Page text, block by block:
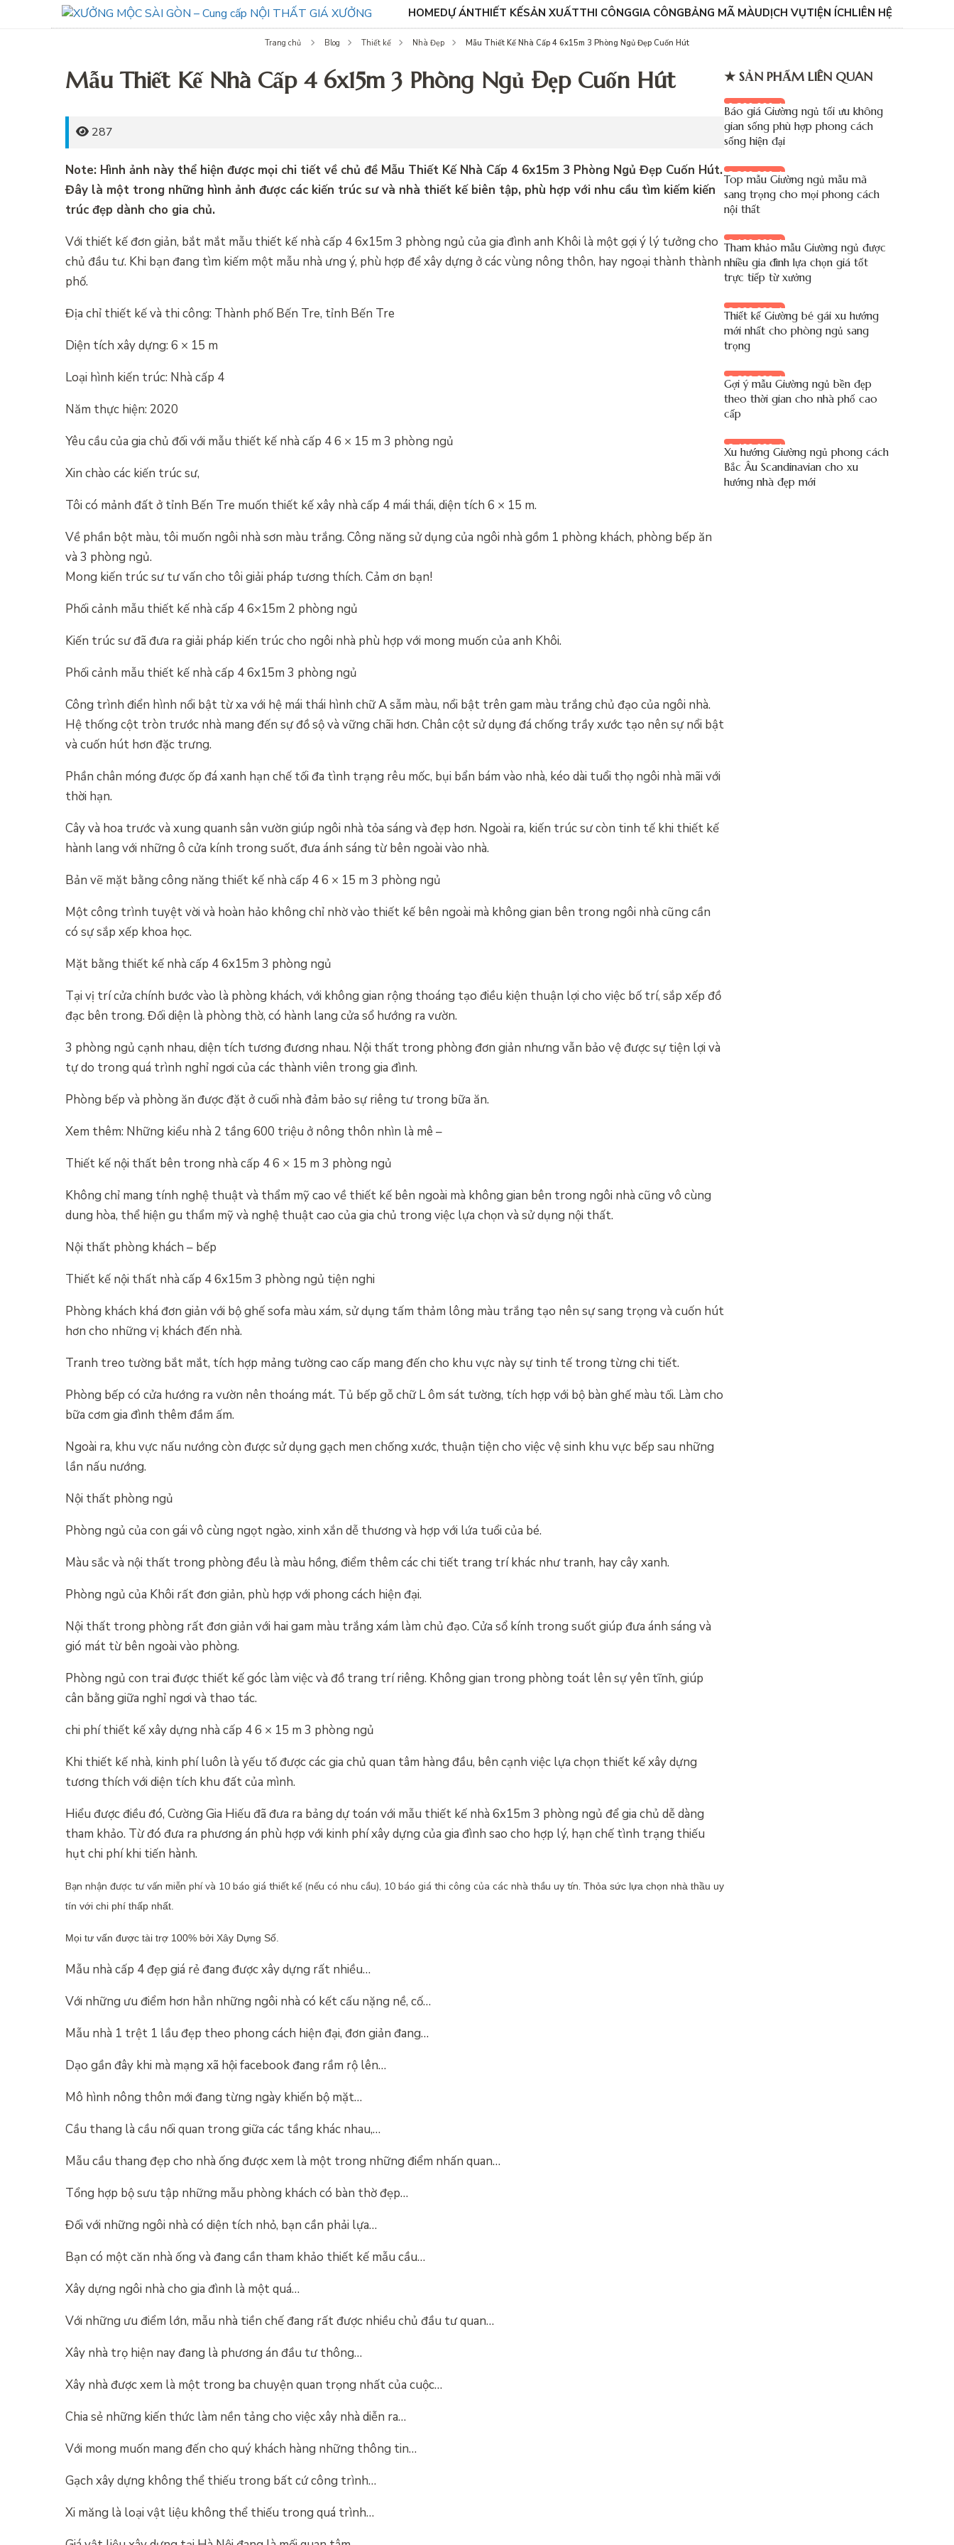
HOMEDỰ ÁNTHIẾT KẾSẢN XUẤTTHI CÔNGGIA CÔNGBẢNG MÃ MÀUDỊCH VỤTIỆN ÍCHLIÊN HỆ
Trang chủ Blog Thiết kế Nhà Đẹp Mẫu Thiết Kế Nhà Cấp 4 6x15m 3 Phòng Ngủ Đẹp Cuốn Hút
Mẫu Thiết Kế Nhà Cấp 4 6x15m 3 Phòng Ngủ Đẹp Cuốn Hút
287
Note: Hình ảnh này thể hiện được mọi chi tiết về chủ đề Mẫu Thiết Kế Nhà Cấp 4 6x15m 3 Phòng Ngủ Đẹp Cuốn Hút.
Đây là một trong những hình ảnh được các kiến trúc sư và nhà thiết kế biên tập, phù hợp với nhu cầu tìm kiếm kiến
trúc đẹp dành cho gia chủ.
Với thiết kế đơn giản, bắt mắt mẫu thiết kế nhà cấp 4 6x15m 3 phòng ngủ của gia đình anh Khôi là một gợi ý lý tưởng cho
chủ đầu tư. Khi bạn đang tìm kiếm một mẫu nhà ưng ý, phù hợp để xây dựng ở các vùng nông thôn, hay ngoại thành thành
phố.
Địa chỉ thiết kế và thi công: Thành phố Bến Tre, tỉnh Bến Tre
Diện tích xây dựng: 6 × 15 m
Loại hình kiến ​​trúc: Nhà cấp 4
Năm thực hiện: 2020
Yêu cầu của gia chủ đối với mẫu thiết kế nhà cấp 4 6 × 15 m 3 phòng ngủ
Xin chào các kiến ​​trúc sư,
Tôi có mảnh đất ở tỉnh Bến Tre muốn thiết kế xây nhà cấp 4 mái thái, diện tích 6 × 15 m.
Về phần bột màu, tôi muốn ngôi nhà sơn màu trắng. Công năng sử dụng của ngôi nhà gồm 1 phòng khách, phòng bếp ăn
và 3 phòng ngủ.
Mong kiến ​​trúc sư tư vấn cho tôi giải pháp tương thích. Cảm ơn bạn!
Phối cảnh mẫu thiết kế nhà cấp 4 6×15m 2 phòng ngủ
Kiến trúc sư đã đưa ra giải pháp kiến ​​trúc cho ngôi nhà phù hợp với mong muốn của anh Khôi.
Phối cảnh mẫu thiết kế nhà cấp 4 6x15m 3 phòng ngủ
Công trình điển hình nổi bật từ xa với hệ mái thái hình chữ A sẫm màu, nổi bật trên gam màu trắng chủ đạo của ngôi nhà.
Hệ thống cột tròn trước nhà mang đến sự đồ sộ và vững chãi hơn. Chân cột sử dụng đá chống trầy xước tạo nên sự nổi bật
và cuốn hút hơn đặc trưng.
Phần chân móng được ốp đá xanh hạn chế tối đa tình trạng rêu mốc, bụi bẩn bám vào nhà, kéo dài tuổi thọ ngôi nhà mãi với
thời hạn.
Cây và hoa trước và xung quanh sân vườn giúp ngôi nhà tỏa sáng và đẹp hơn. Ngoài ra, kiến ​​trúc sư còn tinh tế khi thiết kế
hành lang với những ô cửa kính trong suốt, đưa ánh sáng từ bên ngoài vào nhà.
Bản vẽ mặt bằng công năng thiết kế nhà cấp 4 6 × 15 m 3 phòng ngủ
Một công trình tuyệt vời và hoàn hảo không chỉ nhờ vào thiết kế bên ngoài mà không gian bên trong ngôi nhà cũng cần
có sự sắp xếp khoa học.
Mặt bằng thiết kế nhà cấp 4 6x15m 3 phòng ngủ
Tại vị trí cửa chính bước vào là phòng khách, với không gian rộng thoáng tạo điều kiện thuận lợi cho việc bố trí, sắp xếp đồ
đạc bên trong. Đối diện là phòng thờ, có hành lang cửa sổ hướng ra vườn.
3 phòng ngủ cạnh nhau, diện tích tương đương nhau. Nội thất trong phòng đơn giản nhưng vẫn bảo vệ được sự tiện lợi và
tự do trong quá trình nghỉ ngơi của các thành viên trong gia đình.
Phòng bếp và phòng ăn được đặt ở cuối nhà đảm bảo sự riêng tư trong bữa ăn.
Xem thêm: Những kiểu nhà 2 tầng 600 triệu ở nông thôn nhìn là mê –
Thiết kế nội thất bên trong nhà cấp 4 6 × 15 m 3 phòng ngủ
Không chỉ mang tính nghệ thuật và thẩm mỹ cao về thiết kế bên ngoài mà không gian bên trong ngôi nhà cũng vô cùng
dung hòa, thể hiện gu thẩm mỹ và nghệ thuật cao của gia chủ trong việc lựa chọn và sử dụng nội thất.
Nội thất phòng khách – bếp
Thiết kế nội thất nhà cấp 4 6x15m 3 phòng ngủ tiện nghi
Phòng khách khá đơn giản với bộ ghế sofa màu xám, sử dụng tấm thảm lông màu trắng tạo nên sự sang trọng và cuốn hút
hơn cho những vị khách đến nhà.
Tranh treo tường bắt mắt, tích hợp mảng tường cao cấp mang đến cho khu vực này sự tinh tế trong từng chi tiết.
Phòng bếp có cửa hướng ra vườn nên thoáng mát. Tủ bếp gỗ chữ L ôm sát tường, tích hợp với bộ bàn ghế màu tối. Làm cho
bữa cơm gia đình thêm đầm ấm.
Ngoài ra, khu vực nấu nướng còn được sử dụng gạch men chống xước, thuận tiện cho việc vệ sinh khu vực bếp sau những
lần nấu nướng.
Nội thất phòng ngủ
Phòng ngủ của con gái vô cùng ngọt ngào, xinh xắn dễ thương và hợp với lứa tuổi của bé.
Màu sắc và nội thất trong phòng đều là màu hồng, điểm thêm các chi tiết trang trí khác như tranh, hay cây xanh.
Phòng ngủ của Khôi rất đơn giản, phù hợp với phong cách hiện đại.
Nội thất trong phòng rất đơn giản với hai gam màu trắng xám làm chủ đạo. Cửa sổ kính trong suốt giúp đưa ánh sáng và
gió mát từ bên ngoài vào phòng.
Phòng ngủ con trai được thiết kế góc làm việc và đồ trang trí riêng. Không gian trong phòng toát lên sự yên tĩnh, giúp
cân bằng giữa nghỉ ngơi và thao tác.
chi phí thiết kế xây dựng nhà cấp 4 6 × 15 m 3 phòng ngủ
Khi thiết kế nhà, kinh phí luôn là yếu tố được các gia chủ quan tâm hàng đầu, bên cạnh việc lựa chọn thiết kế xây dựng
tương thích với diện tích khu đất của mình.
Hiểu được điều đó, Cường Gia Hiếu đã đưa ra bảng dự toán với mẫu thiết kế nhà 6x15m 3 phòng ngủ để gia chủ dễ dàng
tham khảo. Từ đó đưa ra phương án phù hợp với kinh phí xây dựng của gia đình sao cho hợp lý, hạn chế tình trạng thiếu
hụt chi phí khi tiến hành.
Bạn nhận được tư vấn miễn phí và 10 báo giá thiết kế (nếu có nhu cầu), 10 báo giá thi công của các nhà thầu uy tín. Thỏa sức lựa chọn nhà thầu uy
tín với chi phí thấp nhất.
Mọi tư vấn được tài trợ 100% bởi Xây Dựng Số.
Mẫu nhà cấp 4 đẹp giá rẻ đang được xây dựng rất nhiều…
Với những ưu điểm hơn hẳn những ngôi nhà có kết cấu nặng nề, cố…
Mẫu nhà 1 trệt 1 lầu đẹp theo phong cách hiện đại, đơn giản đang…
Dạo gần đây khi mà mạng xã hội facebook đang rầm rộ lên…
Mô hình nông thôn mới đang từng ngày khiến bộ mặt…
Cầu thang là cầu nối quan trong giữa các tầng khác nhau,…
Mẫu cầu thang đẹp cho nhà ống được xem là một trong những điểm nhấn quan…
Tổng hợp bộ sưu tập những mẫu phòng khách có bàn thờ đẹp…
Đối với những ngôi nhà có diện tích nhỏ, bạn cần phải lựa…
Bạn có một căn nhà ống và đang cần tham khảo thiết kế mẫu cầu…
Xây dựng ngôi nhà cho gia đình là một quá…
Với những ưu điểm lớn, mẫu nhà tiền chế đang rất được nhiều chủ đầu tư quan…
Xây nhà trọ hiện nay đang là phương án đầu tư thông…
Xây nhà được xem là một trong ba chuyện quan trọng nhất của cuộc…
Chia sẻ những kiến thức làm nền tảng cho việc xây nhà diễn ra…
Với mong muốn mang đến cho quý khách hàng những thông tin…
Gạch xây dựng không thể thiếu trong bất cứ công trình…
Xi măng là loại vật liệu không thể thiếu trong quá trình…
★ SẢN PHẨM LIÊN QUAN
9.200.000 đ
Báo giá Giường ngủ tối ưu không
gian sống phù hợp phong cách
sống hiện đại
8.200.000 đ
Top mẫu Giường ngủ mẫu mã
sang trọng cho mọi phong cách
nội thất
8.100.000 đ
Tham khảo mẫu Giường ngủ được
nhiều gia đình lựa chọn giá tốt
trực tiếp từ xưởng
8.900.000 đ
Thiết kế Giường bé gái xu hướng
mới nhất cho phòng ngủ sang
trọng
8.600.000 đ
Gợi ý mẫu Giường ngủ bền đẹp
theo thời gian cho nhà phố cao
cấp
8.400.000 đ
Xu hướng Giường ngủ phong cách
Bắc Âu Scandinavian cho xu
hướng nhà đẹp mới